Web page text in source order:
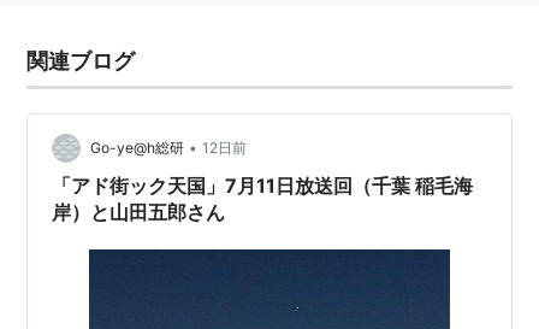
ビコマーシャルを流すこともなかった。
そのため慢性的に赤字を抱えることとなり、同財団が番
組制作を目的として「東京12チャンネルプロダクショ
ン」が設立されるまで、放送時間を一時的に7時間程度
に短縮していた。その裏ではNHKや毎日放送に買収され
る話があったが、結局NHKとの合併はなくなり、毎日放
のとき日経は設立に参加した日本教育テレビの株を朝日
関連ブログ
Go-ye@h総研 • 12日前
「アド街ック天国」7月11日放送回（千葉 稲毛海
岸）と山田五郎さん